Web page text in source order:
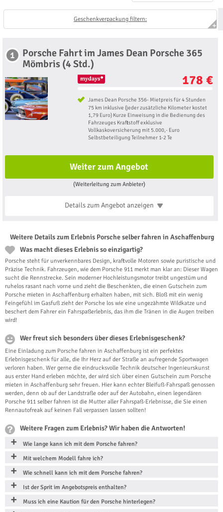
Geschenkverpackung filtern:
1
Porsche Fahrt im James Dean Porsche 365
Mömbris (4 Std.)
178 €
James Dean Porsche 356- Mietpreis für 4 Stunden
75 km inklusive (jeder zusätzliche Kilometer kostet
1,79 Euro) Kurze Einweisung in die Bedienung des
Fahrzeuges Kraftstoff exklusive
Vollkaskoversicherung mit 5.000,- Euro
Selbstbeteiligung Teilnehmer 1-2 Te
Weiter zum Angebot
(Weiterleitung zum Anbieter)
Details zum Angebotanzeigen
Weitere Details zum Erlebnis Porsche selber fahren in Aschaffenburg
Was macht dieses Erlebnis so einzigartig?
Porsche steht für unverkennbares Design, kraftvolle Motoren sowie puristische und
Präzise Technik. Fahrzeugen, wie dem Porsche 911 merkt man klar an: Dieser Wagen
sucht die Rennstrecke. Sein moderner Hochleistungsmotor treibt ungestüm und
ruhelos rasant nach vorne und zieht die Beschenkten, die einen Gutschein zum
Porsche mieten in Aschaffenburg erhalten haben, mit sich. Bloß mit ein wenig
Feingefühl im Gasfuß zieht der Porsche los wie eine ungezähmte Wildkatze und
beschert dem Fahrer ein Fahrspaßerlebnis, das ihm die Tränen in die Augen treiben
wird!
Wer freut sich besonders über dieses Erlebnisgeschenk?
Eine Einladung zum Porsche fahren in Aschaffenburg ist ein perfektes
Erlebnisgeschenk für alle, die Ihr Herz auf der Straße an aufregende Sportwagen
verloren haben. Wer gerne die eindrucksvolle Technik deutscher Ingenieurskunst
aus erster Hand erleben möchte, der wird sich über einen Gutschein zum Porsche
mieten in Aschaffenburg sehr freuen. Hier kann echter Bleifuß-Fahrspaß genossen
werden, denn ob auf der Landstraße oder auf der Autobahn, einen legendären
Porsche 911 selber fahren ist die Mutter aller Fahrspaß-Erlebnisse, die Sie einen
Rennautofreak auf keinen Fall verpassen lassen sollten!
Weitere Fragen zum Erlebnis? Wir haben die Antworten!
Wie lange kann ich mit dem Porsche fahren?
Mit welchem Modell fahre ich?
Wie schnell kann ich mit dem Porsche fahren?
Ist der Sprit im Angebotspreis enthalten?
Muss ich eine Kaution für den Porsche hinterlegen?